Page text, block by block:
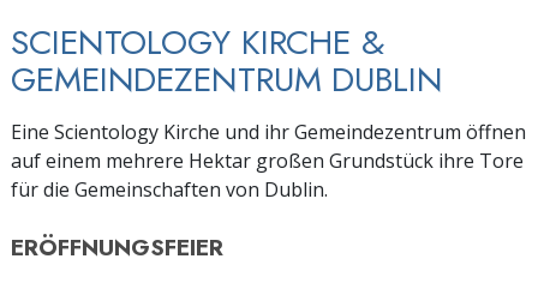
SCIENTOLOGY KIRCHE &
GEMEINDEZENTRUM DUBLIN
Eine Scientology Kirche und ihr Gemeindezentrum öffnen
auf einem mehrere Hektar großen Grundstück ihre Tore
für die Gemeinschaften von Dublin.
ERÖFFNUNGSFEIER